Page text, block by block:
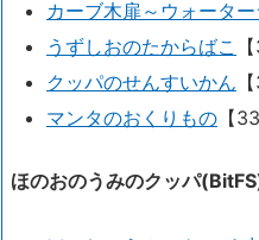
カーブ木扉～ウォータ
うずしおのたからばこ
クッパのせんすいかん
マンタのおくりもの 【33
ほのおのうみのクッパ